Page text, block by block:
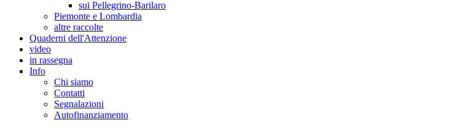
sui Pellegrino-Barilaro
Piemonte e Lombardia
altre raccolte
Quaderni dell'Attenzione
video
in rassegna
Info
Chi siamo
Contatti
Segnalazioni
Autofinanziamento